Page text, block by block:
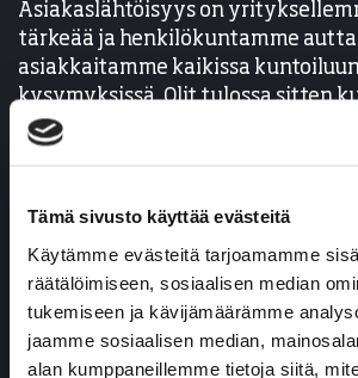
Tämä sivusto käyttää evästeitä
Käytämme evästeitä tarjoamamme
räätälöimiseen, sosiaalisen median
tukemiseen ja kävijämäärämme
jaamme sosiaalisen median,
alan kumppaneillemme tietoja siitä,
Asiakaslähtöisyys on
tärkeää ja henkilökuntamme
asiakkaitamme kaikissa
kysymyksissä. Olit tulossa sitten
hierontaan, fysioterapiaan tai
yrityksellesi
helpompaa!
Sama tuttuhenkilökuntamme
viikon aikana eri
helposti vastauksia sinua
kysymyksiin ja tarvittava apu on
Ammattilaistemme joukosta